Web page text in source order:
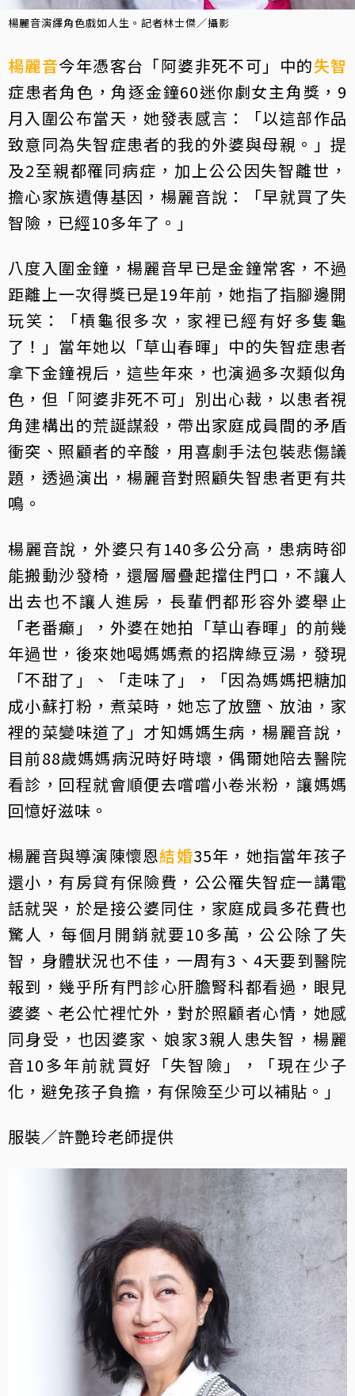
楊麗音演繹角色戲如人生。記者林士傑／攝影
楊麗音今年憑客台「阿婆非死不可」中的失智
症患者角色，角逐金鐘60迷你劇女主角獎，9
月入圍公布當天，她發表感言：「以這部作品
致意同為失智症患者的我的外婆與母親。」提
及2至親都罹同病症，加上公公因失智離世，
擔心家族遺傳基因，楊麗音說：「早就買了失
智險，已經10多年了。」
八度入圍金鐘，楊麗音早已是金鐘常客，不過
距離上一次得獎已是19年前，她指了指腳邊開
玩笑：「槓龜很多次，家裡已經有好多隻龜
了！」當年她以「草山春暉」中的失智症患者
拿下金鐘視后，這些年來，也演過多次類似角
色，但「阿婆非死不可」別出心裁，以患者視
角建構出的荒誕謀殺，帶出家庭成員間的矛盾
衝突、照顧者的辛酸，用喜劇手法包裝悲傷議
題，透過演出，楊麗音對照顧失智患者更有共
鳴。
楊麗音說，外婆只有140多公分高，患病時卻
能搬動沙發椅，還層層疊起擋住門口，不讓人
出去也不讓人進房，長輩們都形容外婆舉止
「老番癲」，外婆在她拍「草山春暉」的前幾
年過世，後來她喝媽媽煮的招牌綠豆湯，發現
「不甜了」、「走味了」，「因為媽媽把糖加
成小蘇打粉，煮菜時，她忘了放鹽、放油，家
裡的菜變味道了」才知媽媽生病，楊麗音說，
目前88歲媽媽病況時好時壞，偶爾她陪去醫院
看診，回程就會順便去嚐嚐小卷米粉，讓媽媽
回憶好滋味。
楊麗音與導演陳懷恩結婚35年，她指當年孩子
還小，有房貸有保險費，公公罹失智症一講電
話就哭，於是接公婆同住，家庭成員多花費也
驚人，每個月開銷就要10多萬，公公除了失
智，身體狀況也不佳，一周有3、4天要到醫院
報到，幾乎所有門診心肝膽腎科都看過，眼見
婆婆、老公忙裡忙外，對於照顧者心情，她感
同身受，也因婆家、娘家3親人患失智，楊麗
音10多年前就買好「失智險」，「現在少子
化，避免孩子負擔，有保險至少可以補貼。」
服裝／許艷玲老師提供